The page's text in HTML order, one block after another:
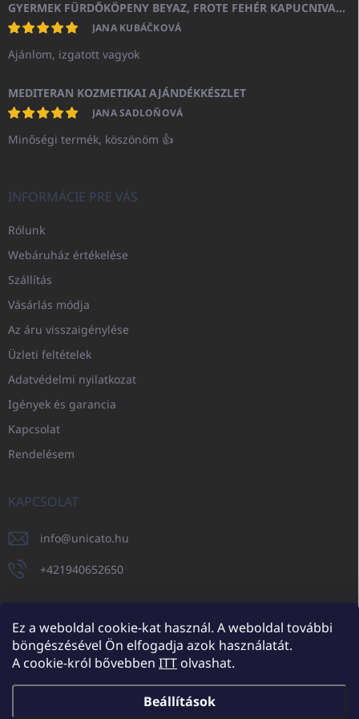
Ez a weboldal cookie-kat használ. A weboldal további
böngészésével Ön elfogadja azok használatát.
A cookie-król bővebben ITTolvashat.
Beállítások
GYERMEK FÜRDŐKÖPENY BEYAZ, FROTE FEHÉR KAPUCNIVAL (400GR)
JANA KUBÁČKOVÁ
Ajánlom, izgatott vagyok
MEDITERAN KOZMETIKAI AJÁNDÉKKÉSZLET
JANA SADLOŇOVÁ
Minőségi termék, köszönöm 👍
INFORMÁCIE PRE VÁS
Rólunk
Webáruház értékelése
Szállítás
Vásárlás módja
Az áru visszaigénylése
Üzleti feltételek
Adatvédelmi nyilatkozat
Igények és garancia
Kapcsolat
Rendelésem
KAPCSOLAT
info@unicato.hu
+421940652650
UNICATO.sk UNICATOshop.cz UNICATO.at UNICATO.hu
UNICATOshop.pl UNICATOshop.de